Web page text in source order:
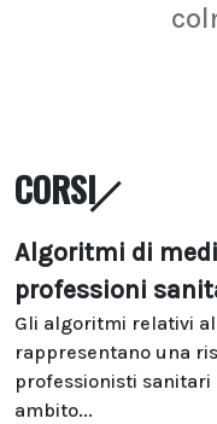
CORSI
Algoritmi di
professioni
Gli algoritmi relativi
rappresentano una
professionisti
ambito...